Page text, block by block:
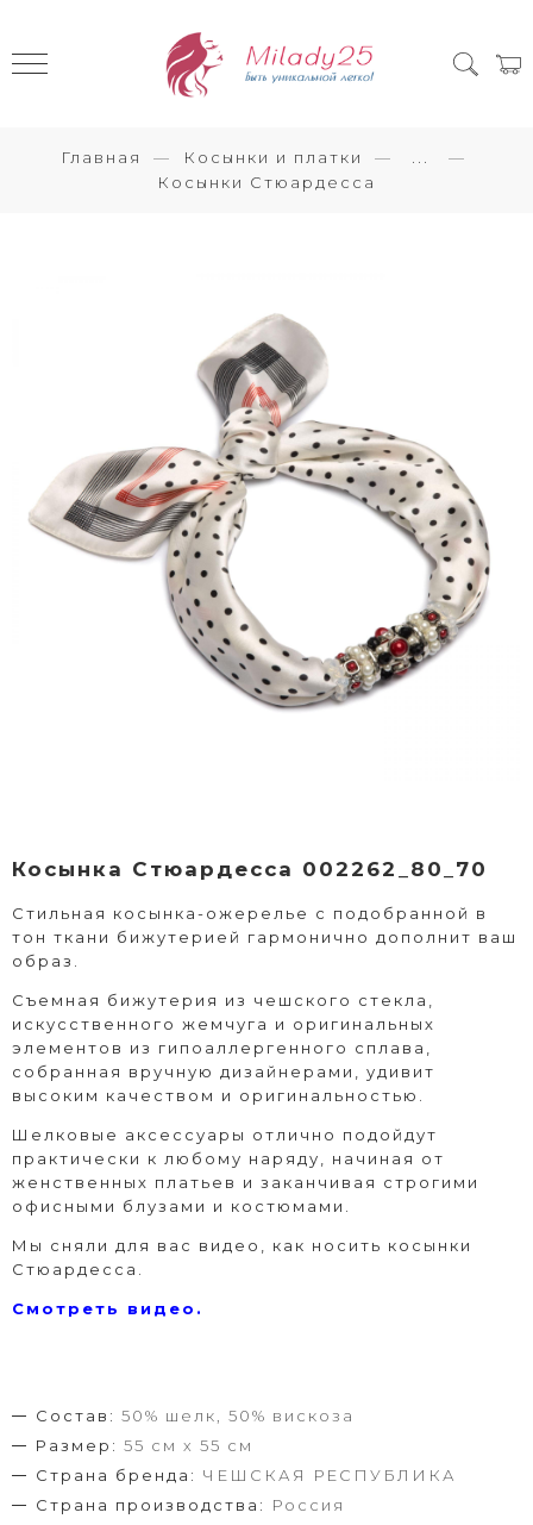
Главная Косынки и платки
Косынки Стюардесса
Косынка Стюардесса 002262_80_70
Стильная косынка-ожерелье с подобранной в
тон ткани бижутерией гармонично дополнит ваш
образ.
Съемная бижутерия из чешского стекла,
искусственного жемчуга и оригинальных
элементов из гипоаллергенного сплава,
собранная вручную дизайнерами, удивит
высоким качеством и оригинальностью.
Шелковые аксессуары отлично подойдут
практически к любому наряду, начиная от
женственных платьев и заканчивая строгими
офисными блузами и костюмами.
Мы сняли для вас видео, как носить косынки
Стюардесса.
Смотреть видео.
Состав: 50% шелк, 50% вискоза
Размер: 55 см х 55 см
Страна бренда: ЧЕШСКАЯ РЕСПУБЛИКА
Страна производства:
Россия